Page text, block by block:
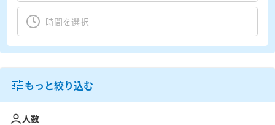
もっと絞り込む
人数